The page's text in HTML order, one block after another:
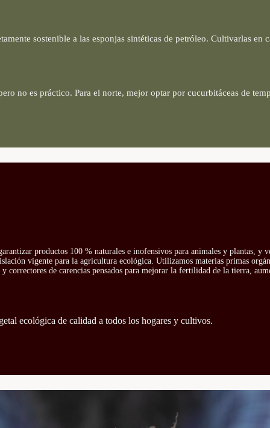
sostenible a las esponjas sintéticas de petróleo. Cultivarlas en
no es práctico. Para el norte, mejor optar por cucurbitáceas de
productos 100 % naturales e inofensivos para animales y plantas, y
vigente para la agricultura ecológica. Utilizamos materias primas
correctores de carencias pensados para mejorar la fertilidad de la tierra,
ecológica de calidad a todos los hogares y cultivos.